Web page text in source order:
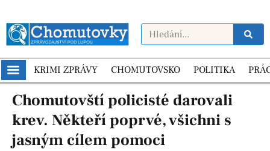
KRIMI ZPRÁVY CHOMUTOVSKO POLITIKA
Chomutovští policisté darovali
krev. Někteří poprvé, všichni s
jasným cílem pomoci